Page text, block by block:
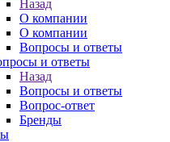
Назад
О компании
О компании
Вопросы и ответы
и ответы
Назад
Вопросы и ответы
Вопрос-ответ
Бренды